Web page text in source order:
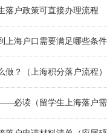
落户政策可直接办理流程
上海户口需要满足哪些条件
做？（上海积分落户流程）
必读（留学生上海落户需